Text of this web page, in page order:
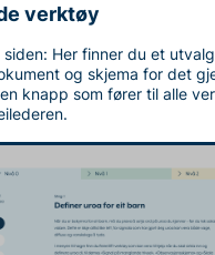
verktøy
siden: Her finner du et
og skjema for det
knapp som fører til alle